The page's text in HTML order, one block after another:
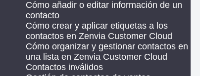
Cómo añadir o editar información de un
contacto
Cómo crear y aplicar etiquetas a los
contactos en Zenvia Customer Cloud
Cómo organizar y gestionar contactos en
una lista en Zenvia Customer Cloud
Contactos inválidos